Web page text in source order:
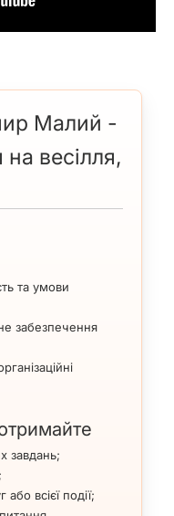
Малий -
весілля,
та умови
забезпечення
завдань;
всієї події;